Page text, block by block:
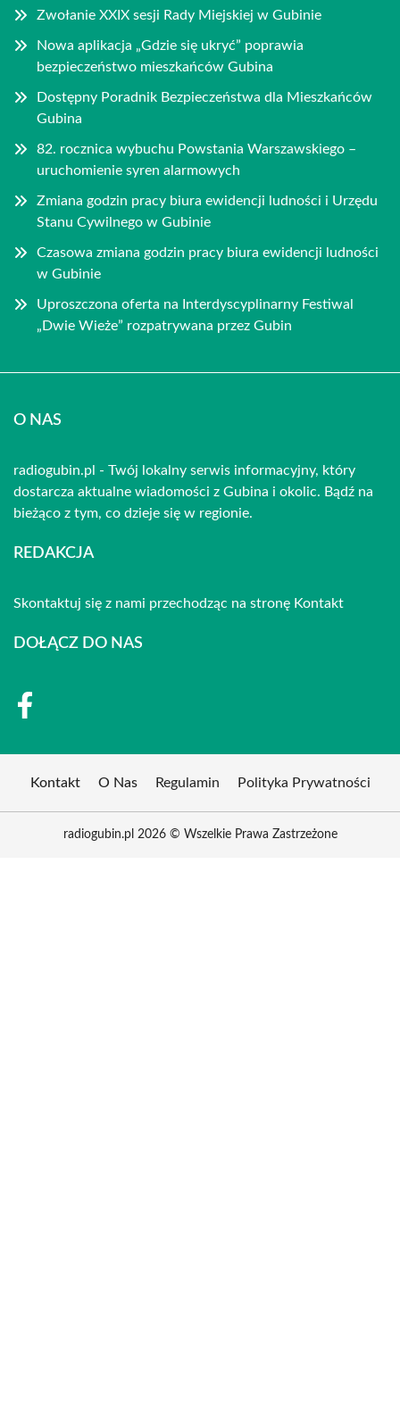
Zwołanie XXIX sesji Rady Miejskiej w Gubinie
Nowa aplikacja „Gdzie się ukryć” poprawia
bezpieczeństwo mieszkańców Gubina
Dostępny Poradnik Bezpieczeństwa dla Mieszkańców
Gubina
82. rocznica wybuchu Powstania Warszawskiego –
uruchomienie syren alarmowych
Zmiana godzin pracy biura ewidencji ludności i Urzędu
Stanu Cywilnego w Gubinie
Czasowa zmiana godzin pracy biura ewidencji ludności
w Gubinie
Uproszczona oferta na Interdyscyplinarny Festiwal
„Dwie Wieże” rozpatrywana przez Gubin
O NAS
radiogubin.pl - Twój lokalny serwis informacyjny, który
dostarcza aktualne wiadomości z Gubina i okolic. Bądź na
bieżąco z tym, co dzieje się w regionie.
REDAKCJA
Skontaktuj się z nami przechodząc na stronę Kontakt
DOŁĄCZ DO NAS
Kontakt O Nas Regulamin Polityka Prywatności
radiogubin.pl 2026 © Wszelkie Prawa Zastrzeżone